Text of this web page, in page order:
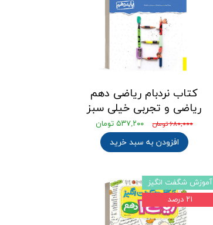
کتاب نردبام ریاضی دهم
ریاضی و تجربی خیلی سبز
۶۸۰,۰۰۰ تومان ۵۳۷,۲۰۰ تومان
افزودن به سبد خرید
آموزش شگفت انگیز
۲۱ درصد